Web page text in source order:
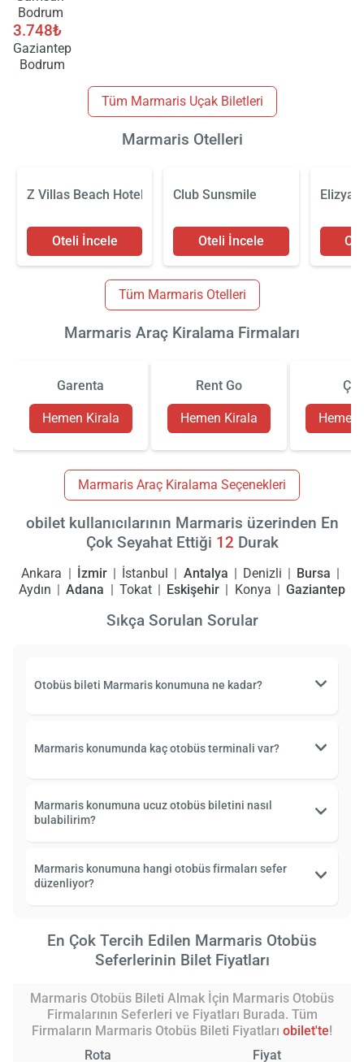
Bodrum
3.748₺
Gaziantep
Bodrum
Tüm Marmaris Uçak Biletleri
Marmaris Otelleri
Z Villas Beach Hotel
Oteli İncele
Club Sunsmile
Oteli İncele
Elizya
Tüm Marmaris Otelleri
Marmaris Araç Kiralama Firmaları
Garenta
Hemen Kirala
Rent Go
Hemen Kirala Hemen
Marmaris Araç Kiralama Seçenekleri
obilet kullanıcılarının Marmaris üzerinden En
Çok Seyahat Ettiği 12 Durak
Ankara İzmir İstanbul Antalya Denizli
Bursa
Aydın
Adana Tokat Eskişehir Konya Gaziantep
Sıkça Sorulan Sorular
Otobüs bileti Marmaris konumuna ne kadar?
Marmaris konumunda kaç otobüs terminali var?
Marmaris konumuna ucuz otobüs biletini nasıl
bulabilirim?
Marmaris konumuna hangi otobüs firmaları sefer
düzenliyor?
En Çok Tercih Edilen Marmaris Otobüs
Seferlerinin Bilet Fiyatları
Marmaris Otobüs Bileti Almak İçin Marmaris Otobüs
Firmalarının Seferleri ve Fiyatları Burada. Tüm
Firmaların Marmaris Otobüs Bileti Fiyatları obilet'te!
Rota
Fiyat